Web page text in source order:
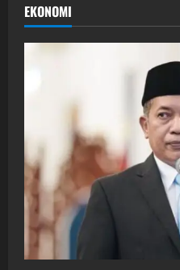
EKONOMI